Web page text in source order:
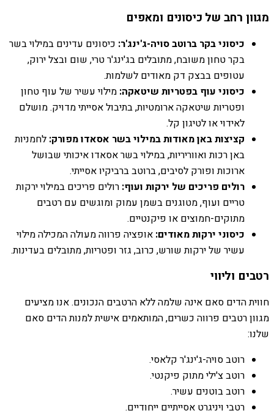
מגוון רחב של כיסונים ומאפים
כיסוני בקר ברוטב סויה-ג'ינג'ר: כיסונים עדינים במילוי בשר
בקר טחון משובח, מתובלים בג'ינג'ר טרי, שום ובצל ירוק,
עטופים בבצק דק מאודים לשלמות.
כיסוני עוף בפטריות שיטאקה: מילוי עשיר של עוף טחון
ופטריות שיטאקה ארומטיות, בתיבול אסייתי מדויק. מושלם
לאידוי או לטיגון קל.
קציצות באן מאודות במילוי בשר אסאדו מפורק: לחמניות
באן רכות ואווריריות, במילוי בשר אסאדו איכותי שבושל
ארוכות ופורק לסיבים, ברוטב ברביקיו אסייתי.
רולים פריכים של ירקות ועוף: רולים פריכים במילוי ירקות
טריים ועוף, מטוגנים בשמן עמוק ומוגשים עם רטבים
מתוקים-חמוצים או פיקנטיים.
כיסוני ירקות מאודים: אופציה פרווה מעולה המכילה מילוי
עשיר של ירקות שורש, כרוב, גזר ופטריות, מתובלים בעדינות.
רטבים וליווי
חווית הדים סאם אינה שלמה ללא הרטבים הנכונים. אנו מציעים
מגוון רטבים פרווה כשרים, המותאמים אישית למנות הדים סאם
שלנו:
רוטב סויה-ג'ינג'ר קלאסי.
רוטב צ'ילי מתוק פיקנטי.
רוטב בוטנים עשיר.
רטבי ויניגרט אסייתיים ייחודיים.